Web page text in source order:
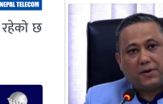
रहेको छ